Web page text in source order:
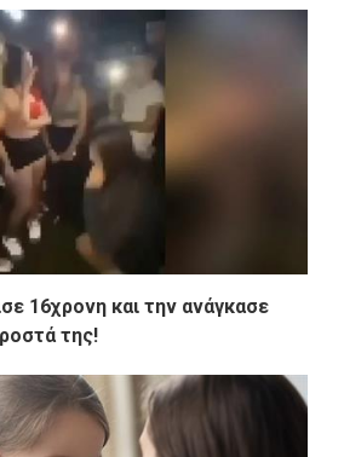
16χρονη και την ανάγκασε
της!